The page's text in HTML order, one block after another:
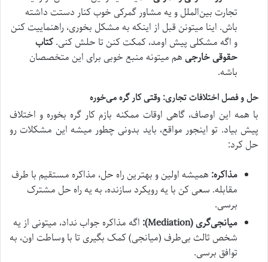
تجارت بین‌الملل و یه مشاور گمرکی خوب کنار دستت داشته
باش. اینا میتونن قبل از اینکه به مشکل بخوری، راهنماییت کنن
و اگه مشکلی پیش اومد، کمکت کنن تا حلش کنی.کتاب
حقوقی خارجیهم میتونه منبع خوبی برای این متخصصان
باشه.
حل و فصل اختلافات تجاری: وقتی کار گره می‌خوره
با همه این اوصاف، گاهی اوقات ممکنه بازم کار گره بخوره و اختلاف
پیش بیاد. تو اینجور مواقع، باید بدونی چطور میشه این مشکلات رو
حل کرد:
مذاکره: همیشه اولین و بهترین راه حل، مذاکره مستقیم با طرف
مقابله. سعی کن با یه رویکرد سازنده، به یه راه حل مشترک
برسی.
میانجی‌گری (Mediation):
اگه مذاکره جواب نداد، میتونی از یه
شخص ثالث بی‌طرف (میانجی) کمک بگیری تا با وساطت اون، به
توافق برسی.